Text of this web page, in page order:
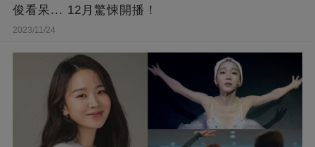
俊看呆... 12月驚悚開播！
2023/11/24